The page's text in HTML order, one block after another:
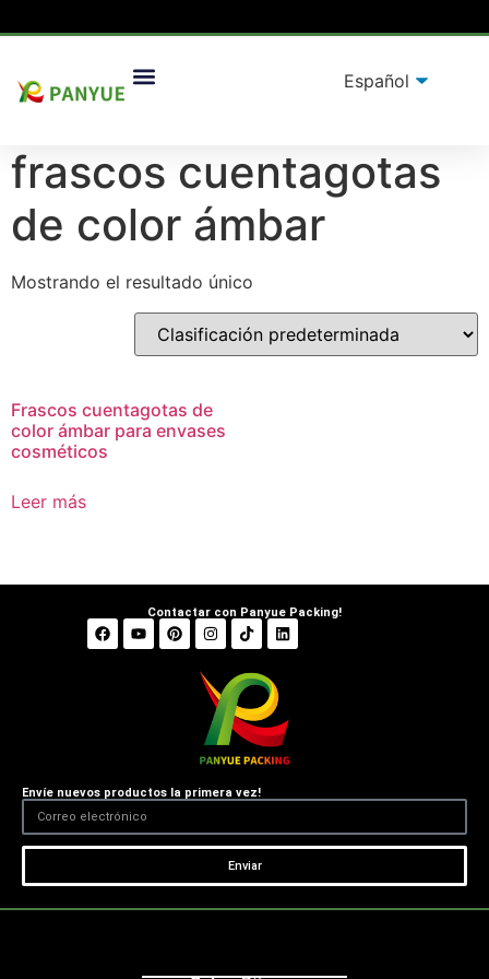
Hogar/producto / Productos etiquetados “frascos
frascos cuentagotas
de color ámbar
Mostrando el resultado único
Frascos cuentagotas de
color ámbar para envases
cosméticos
Leer más
Contactar con Panyue Packing!
Envíe nuevos productos la primera vez!
Enviar